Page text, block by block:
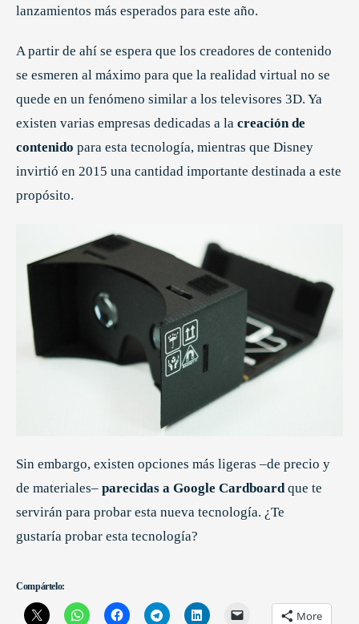
lanzamientos más esperados para este año.
A partir de ahí se espera que los creadores de contenido
se esmeren al máximo para que la realidad virtual no se
quede en un fenómeno similar a los televisores 3D. Ya
existen varias empresas dedicadas a la creación de
contenido para esta tecnología, mientras que Disney
invirtió en 2015 una cantidad importante destinada a este
propósito.
Sin embargo, existen opciones más ligeras –de precio y
de materiales– parecidas a Google Cardboardque te
servirán para probar esta nueva tecnología. ¿Te
gustaría probar esta tecnología?
Compártelo:
More